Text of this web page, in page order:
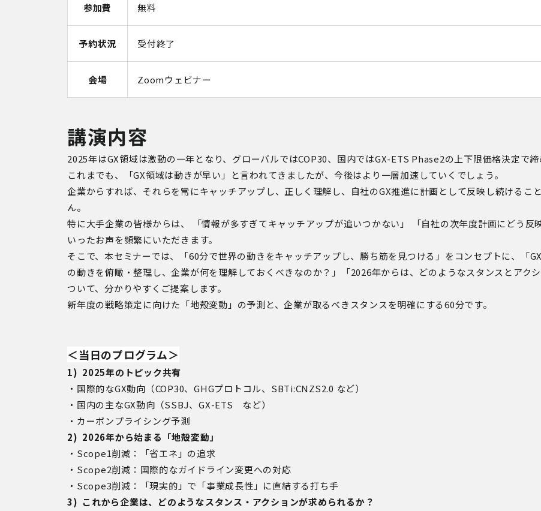
参加費 無料
予約状況 受付終了
会場 Zoomウェビナー
講演内容
2025年はGX領域は激動の一年となり、 グローバルではCOP30、国内ではGX-ETS Phase2の上下限価格決定で締
これまでも、「GX領域は動きが早い」と言われてきましたが、今後はより一層加速していくでしょう。
企業からすれば、それらを常にキャッチアップし、正しく理解し、自社のGX推進に計画として反映し続けるこ
ん。
特に大手企業の皆様からは、 「情報が多すぎてキャッチアップが追いつかない」 「自社の次年度計画にどう反
いったお声を頻繁にいただきます。
そこで、本セミナーでは、「60分で世界の動きをキャッチアップし、勝ち筋を見つける」をコンセプトに、「GX
の動きを俯瞰・整理し、企業が何を理解しておくべきなのか？」「2026年からは、どのようなスタンスとアク
ついて、分かりやすくご提案します。
新年度の戦略策定に向けた「地殻変動」の予測と、企業が取るべきスタンスを明確にする60分です。
＜当日のプログラム＞
1) 2025年のトピック共有
・国際的なGX動向（COP30、 GHGプロトコル、 SBTi:CNZS2.0 など）
・国内の主なGX動向（SSBJ、 GX-ETS など）
・カーボンプライシング予測
2) 2026年から始まる「地殻変動」
・Scope1削減：「省エネ」の追求
・Scope2削減：国際的なガイドライン変更への対応
・Scope3削減：「現実的」で「事業成長性」に直結する打ち手
3) これから企業は、どのようなスタンス・アクションが求められるか？